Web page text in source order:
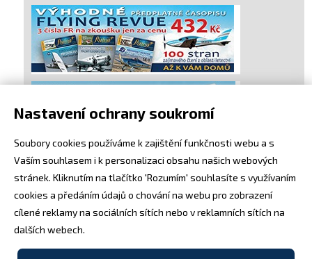
Nastavení ochrany soukromí
Soubory cookies používáme k zajištění funkčnosti webu a s
Vaším souhlasem i k personalizaci obsahu našich webových
stránek. Kliknutím na tlačítko 'Rozumím' souhlasíte s využívaním
cookies a předáním údajů o chování na webu pro zobrazení
cílené reklamy na sociálních sítích nebo v reklamních sítích na
dalších webech.